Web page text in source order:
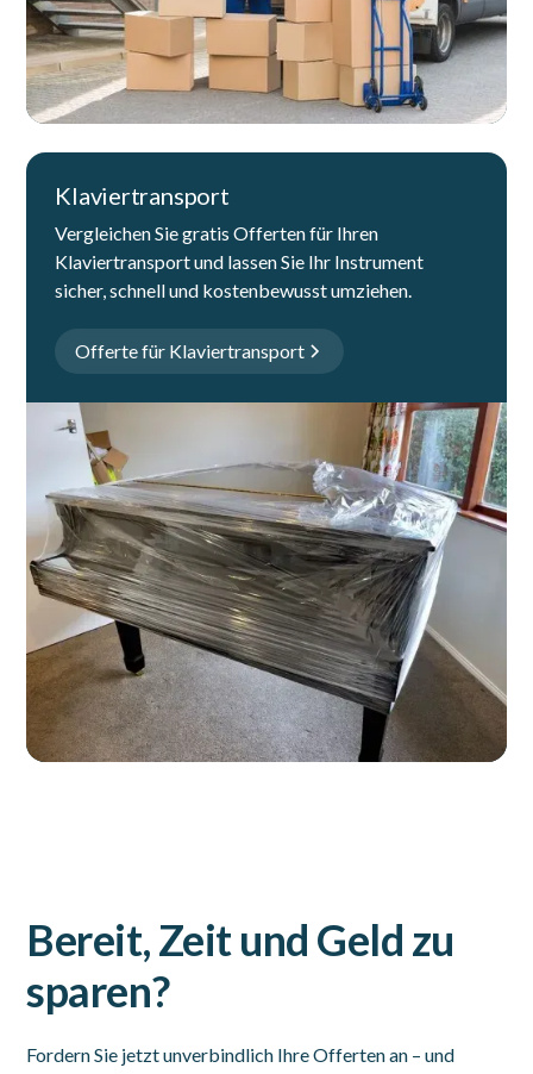
Klaviertransport
Vergleichen Sie gratis Offerten für Ihren
Klaviertransport und lassen Sie Ihr Instrument
sicher, schnell und kostenbewusst umziehen.
Offerte für Klaviertransport
Bereit, Zeit und Geld zu
sparen?
Fordern Sie jetzt unverbindlich Ihre Offerten an – und